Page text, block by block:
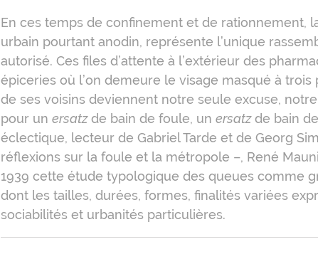
Introduction
En ces temps de confinement et de rationnement,
urbain pourtant anodin, représente l’unique
autorisé. Ces files d’attente à l’extérieur des
épiceries où l’on demeure le visage masqué à trois
de ses voisins deviennent notre seule excuse,
pour unersatzde bain de foule, unersatzde bain
éclectique, lecteur de Gabriel Tarde et de Georg
réflexions sur la foule et la métropole –, René
1939 cette étude typologique des queues comme
dont les tailles, durées, formes, finalités variées
sociabilités et urbanités particulières.